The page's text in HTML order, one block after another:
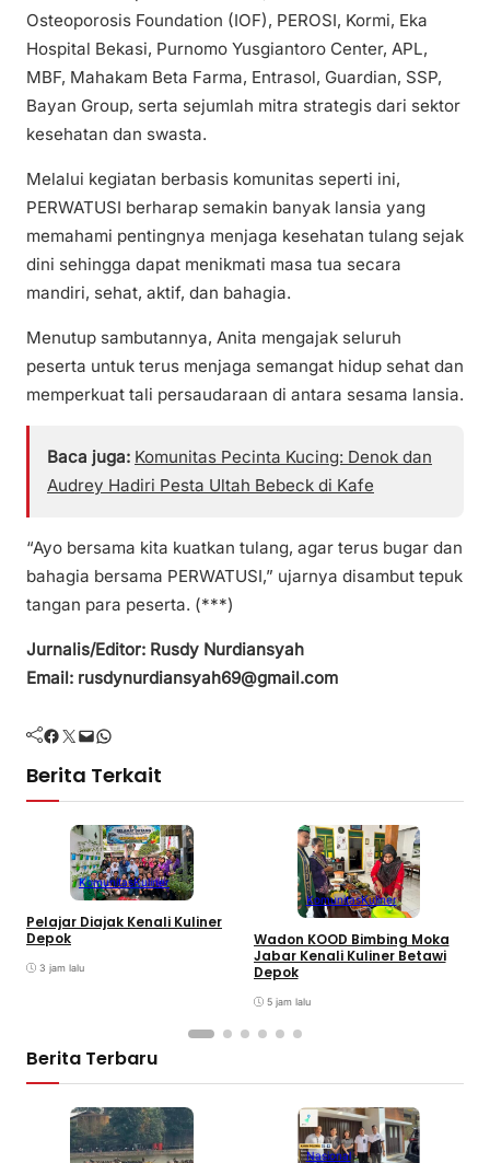
Osteoporosis Foundation (IOF), PEROSI, Kormi, Eka
Hospital Bekasi, Purnomo Yusgiantoro Center, APL,
MBF, Mahakam Beta Farma, Entrasol, Guardian, SSP,
Bayan Group, serta sejumlah mitra strategis dari sektor
kesehatan dan swasta.
Melalui kegiatan berbasis komunitas seperti ini,
PERWATUSI berharap semakin banyak lansia yang
memahami pentingnya menjaga kesehatan tulang sejak
dini sehingga dapat menikmati masa tua secara
mandiri, sehat, aktif, dan bahagia.
Menutup sambutannya, Anita mengajak seluruh
peserta untuk terus menjaga semangat hidup sehat dan
memperkuat tali persaudaraan di antara sesama lansia.
Baca juga: Komunitas Pecinta Kucing: Denok dan
Audrey Hadiri Pesta Ultah Bebeck di Kafe
“Ayo bersama kita kuatkan tulang, agar terus bugar dan
bahagia bersama PERWATUSI,” ujarnya disambut tepuk
tangan para peserta. (***)
Jurnalis/Editor: Rusdy Nurdiansyah
Email: rusdynurdiansyah69@gmail.com
Facebook Twitter Mail WhatsApp
Berita Terkait
KomunitasKuliner
Pelajar Diajak Kenali Kuliner
Depok
3 jam lalu
KomunitasKuliner
Wadon KOOD Bimbing Moka
Jabar Kenali Kuliner Betawi
Depok
5 jam lalu
Berita Terbaru
Nasional